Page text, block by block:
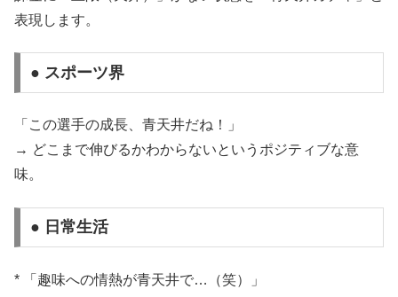
表現します。
● スポーツ界
「この選手の成長、青天井だね！」
→ どこまで伸びるかわからないというポジティブな意
味。
● 日常生活
* 「趣味への情熱が青天井で…（笑）」